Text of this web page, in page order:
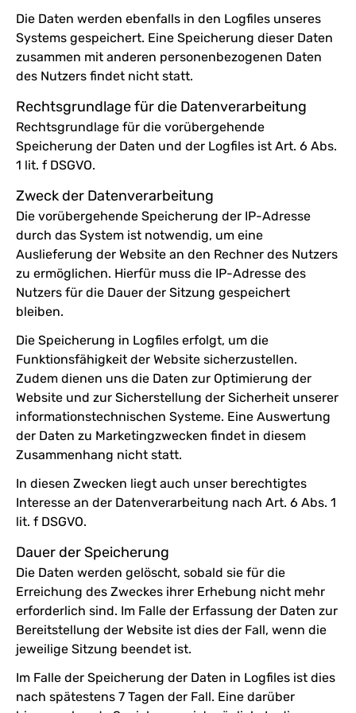
Die Daten werden ebenfalls in den Logfiles unseres
Systems gespeichert. Eine Speicherung dieser Daten
zusammen mit anderen personenbezogenen Daten
des Nutzers findet nicht statt.
Rechtsgrundlage für die Datenverarbeitung
Rechtsgrundlage für die vorübergehende
Speicherung der Daten und der Logfiles ist Art. 6 Abs.
1 lit. f DSGVO.
Zweck der Datenverarbeitung
Die vorübergehende Speicherung der IP-Adresse
durch das System ist notwendig, um eine
Auslieferung der Website an den Rechner des Nutzers
zu ermöglichen. Hierfür muss die IP-Adresse des
Nutzers für die Dauer der Sitzung gespeichert
bleiben.
Die Speicherung in Logfiles erfolgt, um die
Funktionsfähigkeit der Website sicherzustellen.
Zudem dienen uns die Daten zur Optimierung der
Website und zur Sicherstellung der Sicherheit unserer
informationstechnischen Systeme. Eine Auswertung
der Daten zu Marketingzwecken findet in diesem
Zusammenhang nicht statt.
In diesen Zwecken liegt auch unser berechtigtes
Interesse an der Datenverarbeitung nach Art. 6 Abs. 1
lit. f DSGVO.
Dauer der Speicherung
Die Daten werden gelöscht, sobald sie für die
Erreichung des Zweckes ihrer Erhebung nicht mehr
erforderlich sind. Im Falle der Erfassung der Daten zur
Bereitstellung der Website ist dies der Fall, wenn die
jeweilige Sitzung beendet ist.
Im Falle der Speicherung der Daten in Logfiles ist dies
nach spätestens 7 Tagen der Fall. Eine darüber